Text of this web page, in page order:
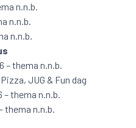
n.n.b.
n.n.b.
n.n.b.
– thema n.n.b.
JUG & Fun dag
– thema n.n.b.
thema n.n.b.